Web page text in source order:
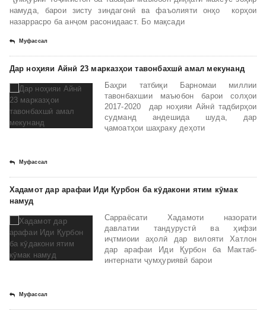
намуда, барои зисту зиндагонӣ ва фаъолияти онҳо корҳои
назаррасро ба анҷом расонидааст. Бо мақсади
Муфассал
Дар ноҳияи Айнӣ 23 марказҳои тавонбахшӣ амал мекунанд
Баҳри татбиқи Барномаи миллии
тавонбахшии маъюбон барои солҳои
2017-2020 дар ноҳияи Айнӣ тадбирҳои
судманд андешида шуда, дар
ҷамоатҳои шаҳраку деҳоти
Муфассал
Хадамот дар арафаи Иди Қурбон ба кӯдакони ятим кӯмак
намуд
Сарраёсати Хадамоти назорати
давлатии тандурустӣ ва ҳифзи
иҷтмиоии аҳолӣ дар вилояти Хатлон
дар арафаи Иди Қурбон ба Мактаб-
интернати ҷумҳуриявӣ барои
Муфассал